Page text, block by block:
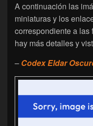
A continuación las
miniaturas y los
correspondiente a las
hay más detalles y
– Codex Eldar